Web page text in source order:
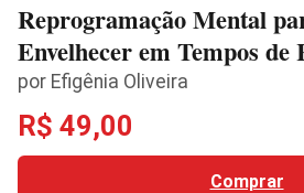
Reprogramação Mental
Envelhecer em Tempos de
por Efigênia Oliveira
R$ 49,00
Comprar